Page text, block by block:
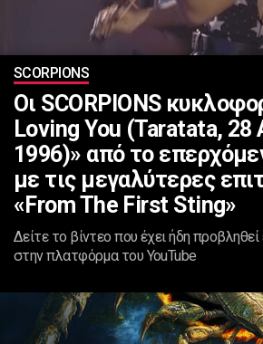
SCORPIONS
Οι SCORPIONS
Loving You (Taratata, 28
1996)» από το
με τις μεγαλύτερες
«From The First Sting»
Δείτε το βίντεο που έχει ήδη
στην πλατφόρμα του YouTube